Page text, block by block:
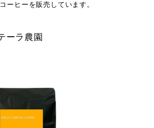
ーヒーを販売しています。
ーラ農園